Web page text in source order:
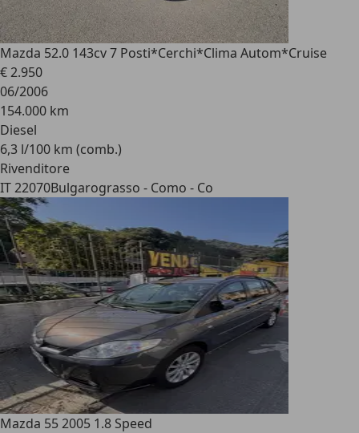
Mazda 52.0 143cv 7 Posti*Cerchi*Clima Autom*Cruise
€ 2.950
06/2006
154.000 km
Diesel
6,3 l/100 km (comb.)
Rivenditore
IT 22070Bulgarograsso - Como - Co
Mazda 55 2005 1.8 Speed